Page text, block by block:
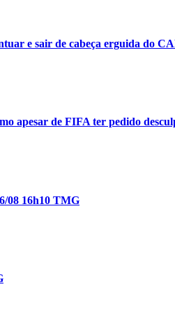
e sair de cabeça erguida do
apesar de FIFA ter pedido
08 16h10 TMG